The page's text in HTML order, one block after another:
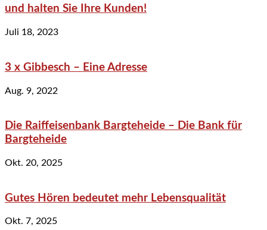
und halten Sie Ihre Kunden!
Juli 18, 2023
3 x Gibbesch – Eine Adresse
Aug. 9, 2022
Die Raiffeisenbank Bargteheide – Die Bank für
Bargteheide
Okt. 20, 2025
Gutes Hören bedeutet mehr Lebensqualität
Okt. 7, 2025